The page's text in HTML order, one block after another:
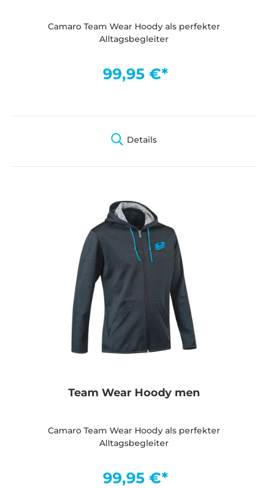
Camaro Team Wear Hoody als perfekter
Alltagsbegleiter
99,95 €*
Details
Team Wear Hoody men
Camaro Team Wear Hoody als perfekter
Alltagsbegleiter
99,95 €*